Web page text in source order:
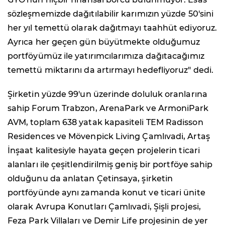
sözleşmemizde dağıtılabilir karımızın yüzde 50'sini
her yıl temettü olarak dağıtmayı taahhüt ediyoruz.
Ayrıca her geçen gün büyütmekte olduğumuz
portföyümüz ile yatırımcılarımıza dağıtacağımız
temettü miktarını da artırmayı hedefliyoruz" dedi.
Şirketin yüzde 99'un üzerinde doluluk oranlarına
sahip Forum Trabzon, ArenaPark ve ArmoniPark
AVM, toplam 638 yatak kapasiteli TEM Radisson
Residences ve Mövenpick Living Çamlıvadi, Artaş
İnşaat kalitesiyle hayata geçen projelerin ticari
alanları ile çeşitlendirilmiş geniş bir portföye sahip
olduğunu da anlatan Çetinsaya, şirketin
portföyünde aynı zamanda konut ve ticari ünite
olarak Avrupa Konutları Çamlıvadi, Şişli projesi,
Feza Park Villaları ve Demir Life projesinin de yer